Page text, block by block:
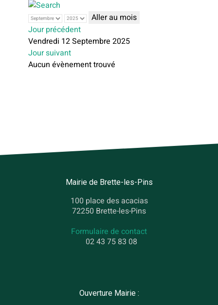
Aller au mois
Jour précédent
Vendredi 12 Septembre 2025
Jour suivant
Aucun évènement trouvé
Mairie de Brette-les-Pins
100 place des acacias
72250 Brette-les-Pins
Formulaire de contact
02 43 75 83 08
Ouverture Mairie :